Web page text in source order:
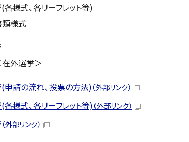
様式、各リーフレット等)
様式
外選挙＞
請の流れ、投票の方法)（外部リンク）
様式、各リーフレット等)（外部リンク）
（外部リンク）